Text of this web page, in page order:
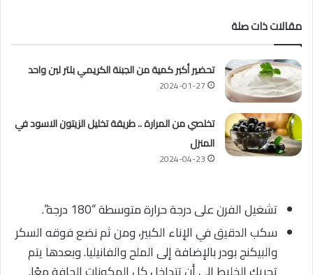
مقالات ذات صلة
تحضير أكبر كمية من الجبنة الكريمي بلتر لبن واحد
2024-01-27
تخلصي من المرارة .. طريقة تخليل الزيتون الاسود في
المنزل
2024-04-23
تشغيل الفرن على درجة حرارة متوسطة “180 درجة”.
سكب الدقيق في الإناء الكبير، ومن ثم نضع فوقه السكر
والبيكنج بودر بالإضافة إلى الملح والفانيليا. وبعدها يتم